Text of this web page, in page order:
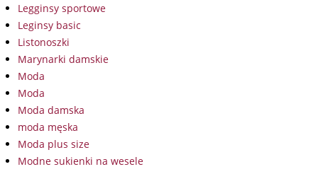
Legginsy sportowe
Leginsy basic
Listonoszki
Marynarki damskie
Moda
Moda
Moda damska
moda męska
Moda plus size
Modne sukienki na wesele